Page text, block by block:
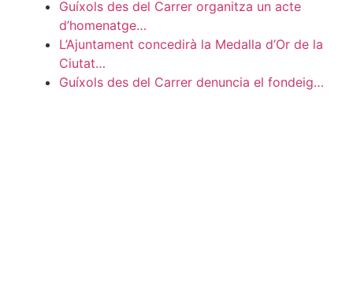
Guíxols des del Carrer organitza un acte
d’homenatge…
L’Ajuntament concedirà la Medalla d’Or de la
Ciutat…
Guíxols des del Carrer denuncia el fondeig…